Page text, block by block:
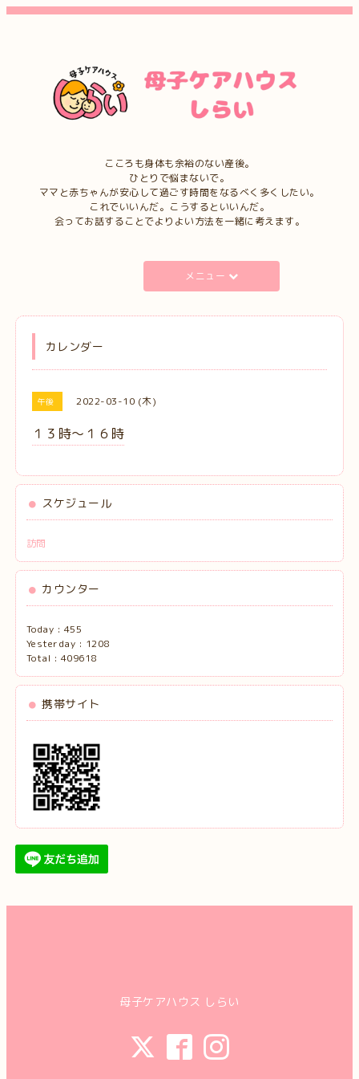
こころも身体も余裕のない産後。
ひとりで悩まないで。
ママと赤ちゃんが安心して過ごす時間をなるべく多くしたい。
これでいいんだ。こうするといいんだ。
会ってお話することでよりよい方法を一緒に考えます。
メニュー
カレンダー
午後 2022-03-10 (木)
１３時〜１６時
スケジュール
訪問
カウンター
Today : 455
Yesterday : 1208
Total : 409618
携帯サイト
母子ケアハウス しらい